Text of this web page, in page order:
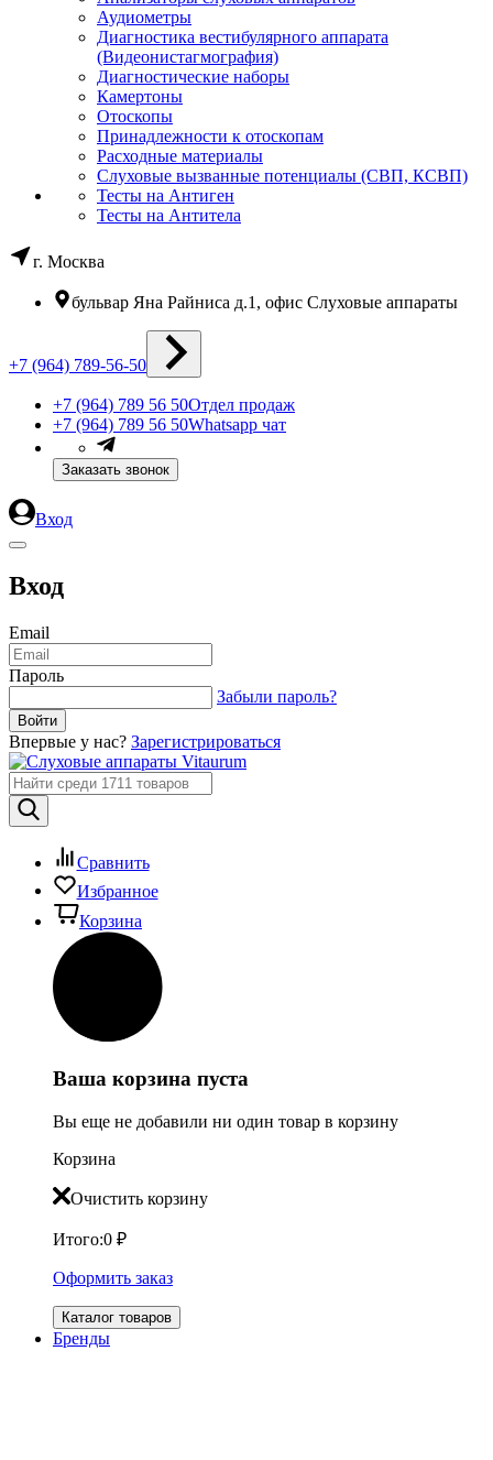
Аудиометры
Диагностика вестибулярного аппарата
(Видеонистагмография)
Диагностические наборы
Камертоны
Отоскопы
Принадлежности к отоскопам
Расходные материалы
Слуховые вызванные потенциалы (СВП, КСВП)
Тесты на Антиген
Тесты на Антитела
г. Москва
бульвар Яна Райниса д.1, офис Слуховые аппараты
+7 (964) 789-56-50
+7 (964) 789 56 50Отдел продаж
+7 (964) 789 56 50Whatsapp чат
Заказать звонок
Вход
Вход
Email
Пароль
Забыли пароль?
Впервые у нас? Зарегистрироваться
Сравнить
Избранное
Корзина
Ваша корзина пуста
Вы еще не добавили ни один товар в корзину
Корзина
Очистить корзину
Итого:0 ₽
Оформить заказ
Каталог товаров
Бренды